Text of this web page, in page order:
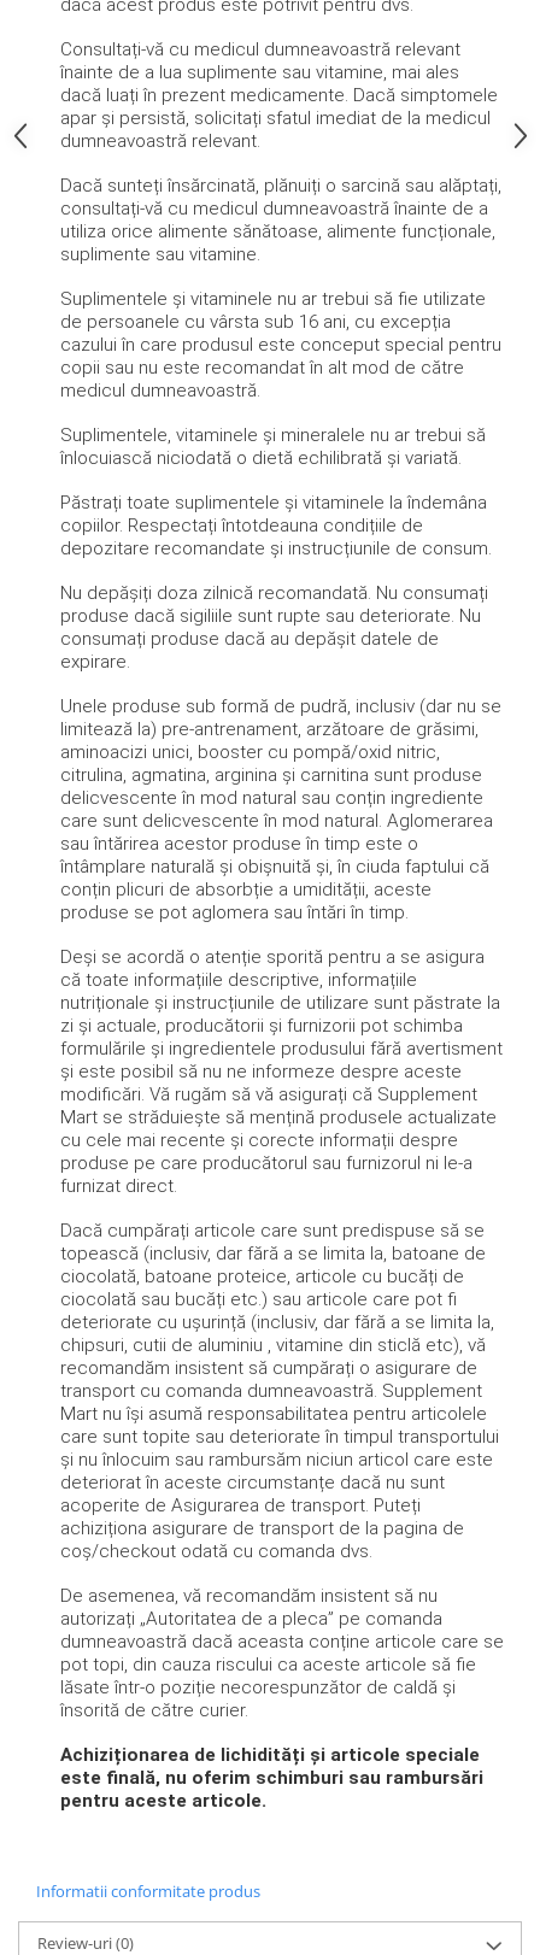
dacă acest produs este potrivit pentru dvs.
Consultați-vă cu medicul dumneavoastră relevant
înainte de a lua suplimente sau vitamine, mai ales
dacă luați în prezent medicamente. Dacă simptomele
apar și persistă, solicitați sfatul imediat de la medicul
dumneavoastră relevant.
Dacă sunteți însărcinată, plănuiți o sarcină sau alăptați,
consultați-vă cu medicul dumneavoastră înainte de a
utiliza orice alimente sănătoase, alimente funcționale,
suplimente sau vitamine.
Suplimentele și vitaminele nu ar trebui să fie utilizate
de persoanele cu vârsta sub 16 ani, cu excepția
cazului în care produsul este conceput special pentru
copii sau nu este recomandat în alt mod de către
medicul dumneavoastră.
Suplimentele, vitaminele și mineralele nu ar trebui să
înlocuiască niciodată o dietă echilibrată și variată.
Păstrați toate suplimentele și vitaminele la îndemâna
copiilor. Respectați întotdeauna condițiile de
depozitare recomandate și instrucțiunile de consum.
Nu depășiți doza zilnică recomandată. Nu consumați
produse dacă sigiliile sunt rupte sau deteriorate. Nu
consumați produse dacă au depășit datele de
expirare.
Unele produse sub formă de pudră, inclusiv (dar nu se
limitează la) pre-antrenament, arzătoare de grăsimi,
aminoacizi unici, booster cu pompă/oxid nitric,
citrulina, agmatina, arginina și carnitina sunt produse
delicvescente în mod natural sau conțin ingrediente
care sunt delicvescente în mod natural. Aglomerarea
sau întărirea acestor produse în timp este o
întâmplare naturală și obișnuită și, în ciuda faptului că
conțin plicuri de absorbție a umidității, aceste
produse se pot aglomera sau întări în timp.
Deși se acordă o atenție sporită pentru a se asigura
că toate informațiile descriptive, informațiile
nutriționale și instrucțiunile de utilizare sunt păstrate la
zi și actuale, producătorii și furnizorii pot schimba
formulările și ingredientele produsului fără avertisment
și este posibil să nu ne informeze despre aceste
modificări. Vă rugăm să vă asigurați că Supplement
Mart se străduiește să mențină produsele actualizate
cu cele mai recente și corecte informații despre
produse pe care producătorul sau furnizorul ni le-a
furnizat direct.
Dacă cumpărați articole care sunt predispuse să se
topească (inclusiv, dar fără a se limita la, batoane de
ciocolată, batoane proteice, articole cu bucăți de
ciocolată sau bucăți etc.) sau articole care pot fi
deteriorate cu ușurință (inclusiv, dar fără a se limita la,
chipsuri, cutii de aluminiu , vitamine din sticlă etc), vă
recomandăm insistent să cumpărați o asigurare de
transport cu comanda dumneavoastră. Supplement
Mart nu își asumă responsabilitatea pentru articolele
care sunt topite sau deteriorate în timpul transportului
și nu înlocuim sau rambursăm niciun articol care este
deteriorat în aceste circumstanțe dacă nu sunt
acoperite de Asigurarea de transport. Puteți
achiziționa asigurare de transport de la pagina de
coș/checkout odată cu comanda dvs.
De asemenea, vă recomandăm insistent să nu
autorizați „Autoritatea de a pleca” pe comanda
dumneavoastră dacă aceasta conține articole care se
pot topi, din cauza riscului ca aceste articole să fie
lăsate într-o poziție necorespunzător de caldă și
însorită de către curier.
Achiziționarea de lichidități și articole speciale
este finală, nu oferim schimburi sau rambursări
pentru aceste articole.
Informatii conformitate produs
Review-uri(0)